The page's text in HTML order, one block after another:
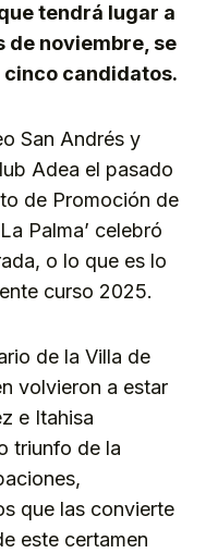
tendrá lugar a
de noviembre, se
candidatos.
San Andrés y
Adea el pasado
de Promoción de
Palma’ celebró
o lo que es lo
curso 2025.
de la Villa de
volvieron a estar
e Itahisa
triunfo de la
que las convierte
este certamen